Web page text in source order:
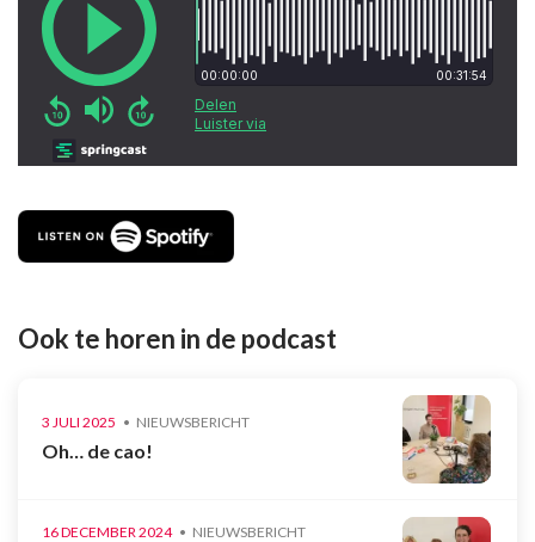
Ook te horen in de podcast
3 JULI 2025 NIEUWSBERICHT
Oh… de cao!
16 DECEMBER 2024 NIEUWSBERICHT